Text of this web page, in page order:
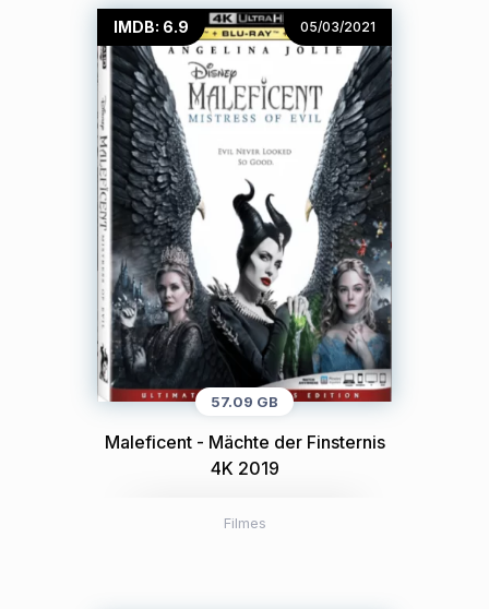
IMDB: 6.9 05/03/2021
57.09 GB
Maleficent - Mächte der Finsternis
4K 2019
Filmes